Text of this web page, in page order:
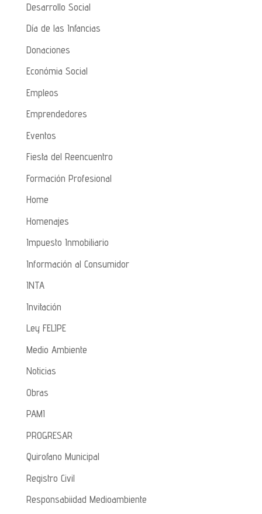
Desarrollo Social
Día de las Infancias
Donaciones
Económia Social
Empleos
Emprendedores
Eventos
Fiesta del Reencuentro
Formación Profesional
Home
Homenajes
Impuesto Inmobiliario
Información al Consumidor
INTA
Invitación
Ley FELIPE
Medio Ambiente
Noticias
Obras
PAMI
PROGRESAR
Quirofano Municipal
Registro Civil
Responsabiidad Medioambiente